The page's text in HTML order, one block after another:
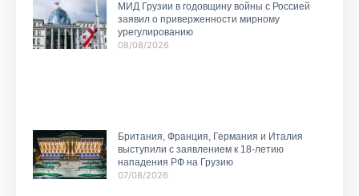
МИД Грузии в годовщину войны с Россией
заявил о приверженности мирному
урегулированию
08/08/2026
Британия, Франция, Германия и Италия
выступили с заявлением к 18-летию
нападения РФ на Грузию
07/08/2026